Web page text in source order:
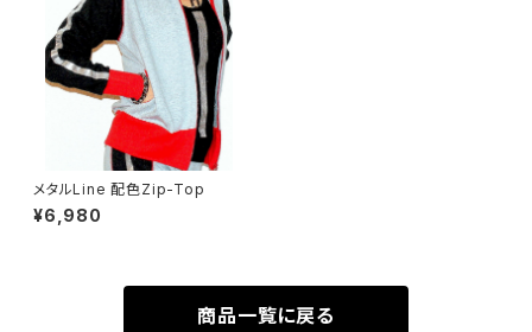
メタルLine 配色Zip-Top
¥6,980
商品一覧に戻る